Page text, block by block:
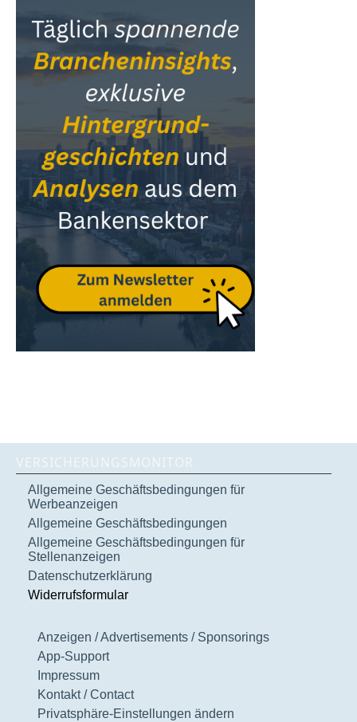
VERSICHERUNGSMONITOR
Allgemeine Geschäftsbedingungen für
Werbeanzeigen
Allgemeine Geschäftsbedingungen
Allgemeine Geschäftsbedingungen für
Stellenanzeigen
Datenschutzerklärung
Widerrufsformular
Anzeigen / Advertisements / Sponsorings
App-Support
Impressum
Kontakt / Contact
Privatsphäre-Einstellungen ändern